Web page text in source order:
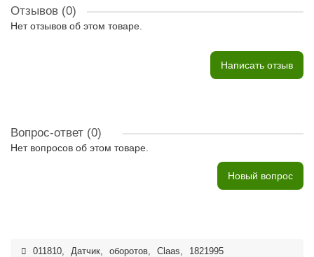
Отзывов (0)
Нет отзывов об этом товаре.
Написать отзыв
Вопрос-ответ (0)
Нет вопросов об этом товаре.
Новый вопрос
011810, Датчик, оборотов, Claas, 1821995